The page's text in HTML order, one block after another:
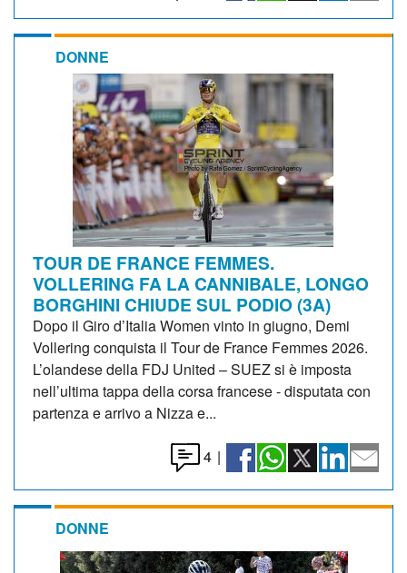
DONNE
TOUR DE FRANCE FEMMES.
VOLLERING FA LA CANNIBALE, LONGO
BORGHINI CHIUDE SUL PODIO (3A)
Dopo il Giro d’Italia Women vinto in giugno, Demi
Vollering conquista il Tour de France Femmes 2026.
L’olandese della FDJ United – SUEZ si è imposta
nell’ultima tappa della corsa francese - disputata con
partenza e arrivo a Nizza e...
4 |
DONNE